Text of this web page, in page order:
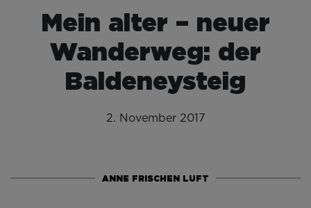
Mein alter – neuer
Wanderweg: der
Baldeneysteig
2. November 2017
ANNE FRISCHEN LUFT